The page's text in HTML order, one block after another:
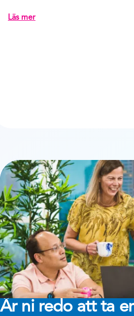
Läs mer
Är ni redo att ta er